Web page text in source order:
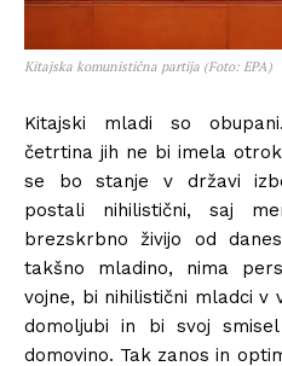
Kitajska komunistična partija (Foto: EPA)
Kitajski mladi so
četrtina jih ne bi imela
se bo stanje v državi
postali nihilistični, saj
brezskrbno živijo od
takšno mladino, nima
vojne, bi nihilistični mladci v
domoljubi in bi svoj
domovino. Tak zanos in